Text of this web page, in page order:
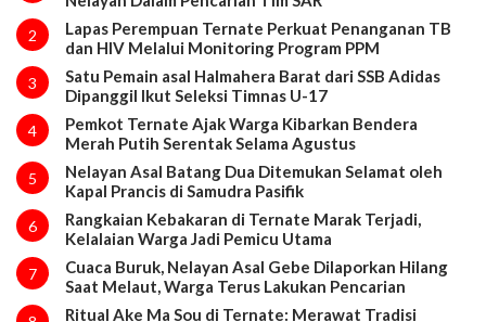
2
Lapas Perempuan Ternate Perkuat Penanganan TB
dan HIV Melalui Monitoring Program PPM
3
Satu Pemain asal Halmahera Barat dari SSB Adidas
Dipanggil Ikut Seleksi Timnas U-17
4
Pemkot Ternate Ajak Warga Kibarkan Bendera
Merah Putih Serentak Selama Agustus
5
Nelayan Asal Batang Dua Ditemukan Selamat oleh
Kapal Prancis di Samudra Pasifik
6
Rangkaian Kebakaran di Ternate Marak Terjadi,
Kelalaian Warga Jadi Pemicu Utama
7
Cuaca Buruk, Nelayan Asal Gebe Dilaporkan Hilang
Saat Melaut, Warga Terus Lakukan Pencarian
Ritual Ake Ma Sou di Ternate: Merawat Tradisi